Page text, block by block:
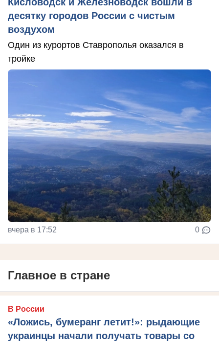
десятку городов России с чистым
воздухом
Один из курортов Ставрополья оказался в
тройке
вчера в 17:52 0
Главное в стране
В России
«Ложись, бумеранг летит!»: рыдающие
украинцы начали получать товары со